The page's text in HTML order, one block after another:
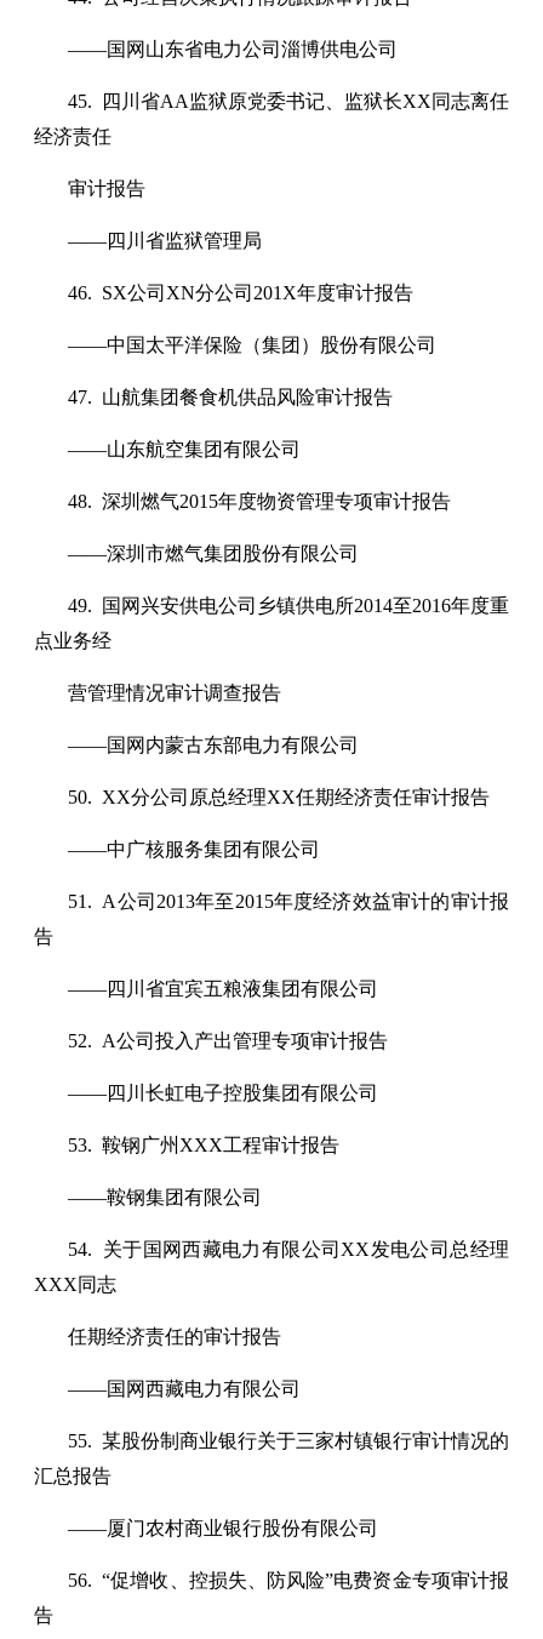
——国网山东省电力公司淄博供电公司
45. 四川省AA监狱原党委书记、监狱长XX同志离任
经济责任
审计报告
——四川省监狱管理局
46. SX公司XN分公司201X年度审计报告
——中国太平洋保险（集团）股份有限公司
47. 山航集团餐食机供品风险审计报告
——山东航空集团有限公司
48. 深圳燃气2015年度物资管理专项审计报告
——深圳市燃气集团股份有限公司
49. 国网兴安供电公司乡镇供电所2014至2016年度重
点业务经
营管理情况审计调查报告
——国网内蒙古东部电力有限公司
50. XX分公司原总经理XX任期经济责任审计报告
——中广核服务集团有限公司
51. A公司2013年至2015年度经济效益审计的审计报
告
——四川省宜宾五粮液集团有限公司
52. A公司投入产出管理专项审计报告
——四川长虹电子控股集团有限公司
53. 鞍钢广州XXX工程审计报告
——鞍钢集团有限公司
54. 关于国网西藏电力有限公司XX发电公司总经理
XXX同志
任期经济责任的审计报告
——国网西藏电力有限公司
55. 某股份制商业银行关于三家村镇银行审计情况的
汇总报告
——厦门农村商业银行股份有限公司
56. “促增收、控损失、防风险”电费资金专项审计报
告